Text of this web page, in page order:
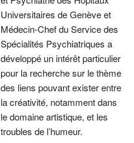
Universitaires de Genève et
Médecin-Chef du Service des
Spécialités Psychiatriques a
développé un intérêt particulier
pour la recherche sur le thème
des liens pouvant exister entre
la créativité, notamment dans
le domaine artistique, et les
troubles de l’humeur.